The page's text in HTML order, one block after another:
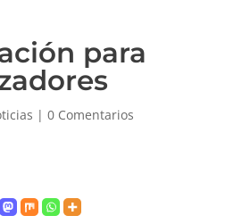
para
| 0 Comentarios